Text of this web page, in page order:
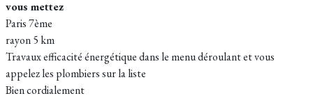
vous mettez
​Paris 7ème
​rayon 5 km
​Travaux efficacité énergétique dans le menu déroulant et vous
appelez les plombiers sur la liste
​Bien cordialement